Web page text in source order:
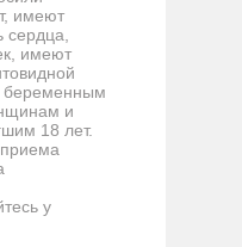
имеют
сердца,
имеют
беременным
и
18 лет.
у